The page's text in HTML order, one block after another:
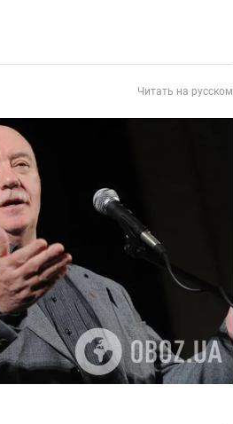
Читать на русском